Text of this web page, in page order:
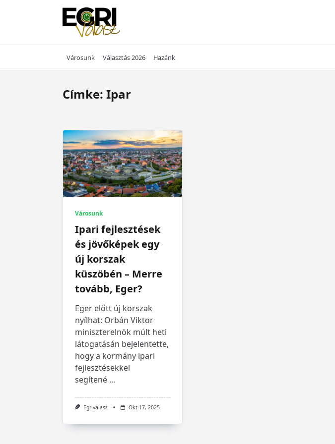
Városunk Választás 2026 Hazánk
Címke: Ipar
Városunk
Ipari fejlesztések
és jövőképek egy
új korszak
küszöbén – Merre
tovább, Eger?
Eger előtt új korszak
nyílhat: Orbán Viktor
miniszterelnök múlt heti
látogatásán bejelentette,
hogy a kormány ipari
fejlesztésekkel
segítené ...
Egrivalasz Okt 17, 2025